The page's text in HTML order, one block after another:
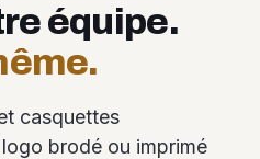
équipe.
casquettes
brodé ou imprimé